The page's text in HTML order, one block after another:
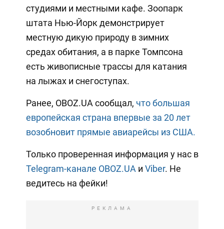
студиями и местными кафе. Зоопарк
штата Нью-Йорк демонстрирует
местную дикую природу в зимних
средах обитания, а в парке Томпсона
есть живописные трассы для катания
на лыжах и снегоступах.
Ранее, OBOZ.UA сообщал, что большая
европейская страна впервые за 20 лет
возобновит прямые авиарейсы из США.
Только проверенная информация у нас в
Telegram-канале OBOZ.UA и Viber. Не
ведитесь на фейки!
РЕКЛАМА